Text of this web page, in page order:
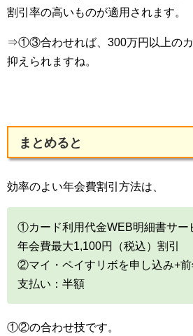
割引率の高いものが適用されます。
⇒①③合わせれば、300万円以上のカ
抑えられますね。
まとめると
効率のよい年会費割引方法は、
①カード利用代金WEB明細書サー
年会費最大1,100円（税込）割引
②マイ・ペイすリボを申し込み+
支払い：半額
①②の合わせ技です。